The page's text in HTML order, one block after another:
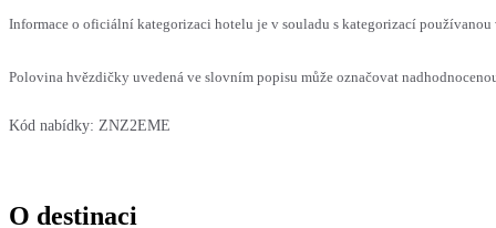
Informace o oficiální kategorizaci hotelu je v souladu s kategorizací
Polovina hvězdičky uvedená ve slovním popisu může označovat
Kód nabídky: ZNZ2EME
O destinaci